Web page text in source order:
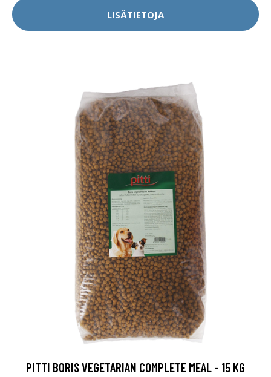
LISÄTIETOJA
PITTI BORIS VEGETARIAN COMPLETE MEAL - 15 KG